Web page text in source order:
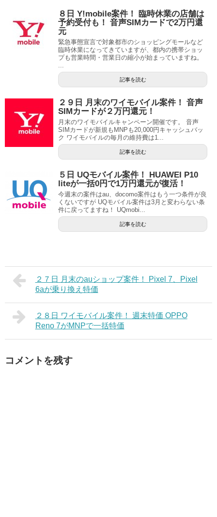
８日 Y!mobile案件！ 臨時休業の店舗は
予約受付も！ 音声SIMカードで2万円還
元
緊急事態宣言で対象都市のショッピングモールなど
臨時休業になってきていますが、都内の携帯ショッ
プも営業時間・営業日の縮小が始まっていますね。
...
記事を読む
２９日 月末のワイモバイル案件！ 音声
SIMカードが２万円還元！
月末のワイモバイルキャンペーン開催です。 音声
SIMカードが新規もMNPも20,000円キャッシュバッ
ク ワイモバイルの毎月の維持費は1...
記事を読む
５日 UQモバイル案件！ HUAWEI P10
liteが一括0円で1万円還元が復活！
今週末の案件はau、docomo案件はもう一つ条件が良
くないですが UQモバイル案件は3月と変わらない条
件に戻ってますね！ UQmobi...
記事を読む
２７日 月末のauショップ案件！ Pixel 7、Pixel
6aが乗り換え特価
２８日 ワイモバイル案件！ 週末特価 OPPO
Reno 7がMNPで一括特価
コメントを残す